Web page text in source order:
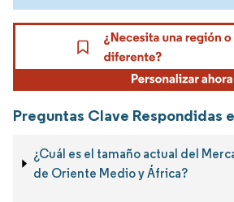
Preguntas Clave Respondidas
¿Cuál es el tamaño actual del
de Oriente Medio y África?